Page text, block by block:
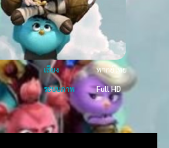
เสียง
พากย์ไทย
ระบบภาพ
Full HD